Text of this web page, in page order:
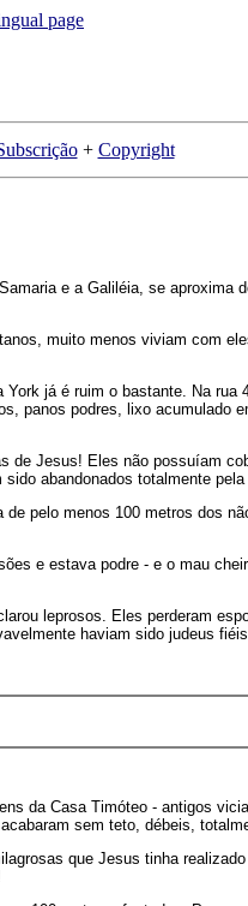
+ Copyright
e a Galiléia, se aproxima
muito menos viviam com
já é ruim o bastante. Na rua
panos podres, lixo acumulado
de Jesus! Eles não possuíam
abandonados totalmente pela
pelo menos 100 metros dos
e estava podre - e o mau
leprosos. Eles perderam
haviam sido judeus
da Casa Timóteo - antigos
sem teto, débeis,
que Jesus tinha